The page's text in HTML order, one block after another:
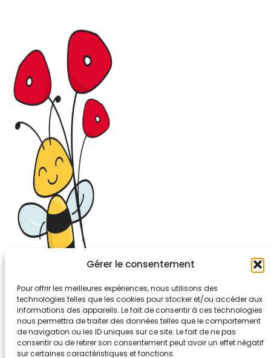
Gérer le consentement
Pour offrir les meilleures expériences, nous utilisons des
technologies telles que les cookies pour stocker et/ou accéder aux
informations des appareils. Le fait de consentir à ces technologies
nous permettra de traiter des données telles que le comportement
de navigation ou les ID uniques sur ce site. Le fait de ne pas
consentir ou de retirer son consentement peut avoir un effet négatif
sur certaines caractéristiques et fonctions.
26-30, rue de Bellevue
92700 COLOMBES
Tél. 01.56.83.88.30